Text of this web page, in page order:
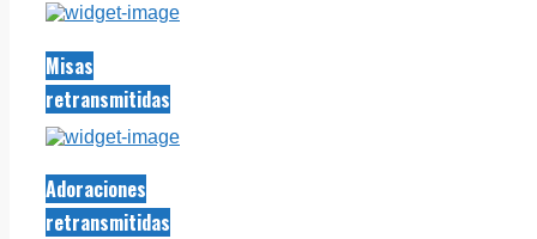
Misas
retransmitidas
Adoraciones
retransmitidas